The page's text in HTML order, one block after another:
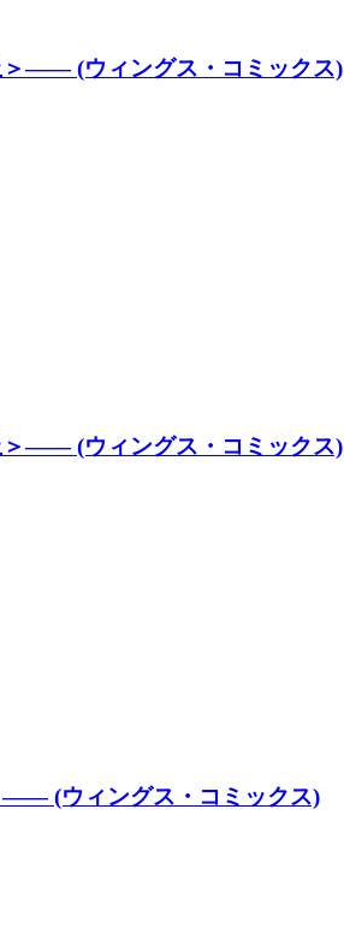
―― (ウィングス・コミックス)
―― (ウィングス・コミックス)
(ウィングス・コミックス)